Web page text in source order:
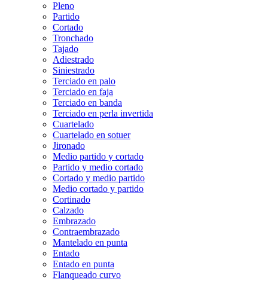
Pleno
Partido
Cortado
Tronchado
Tajado
Adiestrado
Siniestrado
Terciado en palo
Terciado en faja
Terciado en banda
Terciado en perla invertida
Cuartelado
Cuartelado en sotuer
Jironado
Medio partido y cortado
Partido y medio cortado
Cortado y medio partido
Medio cortado y partido
Cortinado
Calzado
Embrazado
Contraembrazado
Mantelado en punta
Entado
Entado en punta
Flanqueado curvo